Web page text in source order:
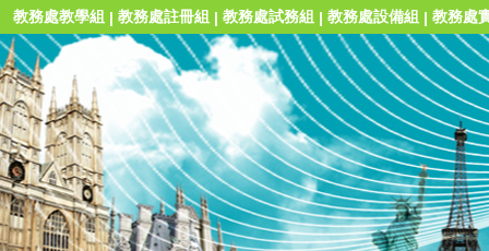
教務處教學組 | 教務處註冊組 | 教務處試務組 | 教務處設備組 | 教務處